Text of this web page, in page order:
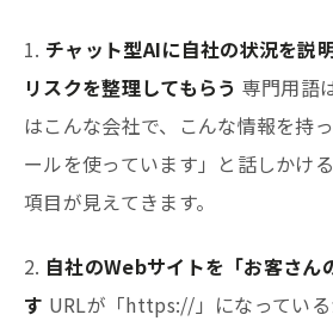
1. チャット型AIに自社の状況を説
リスクを整理してもらう 専門用語
はこんな会社で、こんな情報を持
ールを使っています」と話しかけ
項目が見えてきます。
2. 自社のWebサイトを「お客さん
す URLが「https://」になってい